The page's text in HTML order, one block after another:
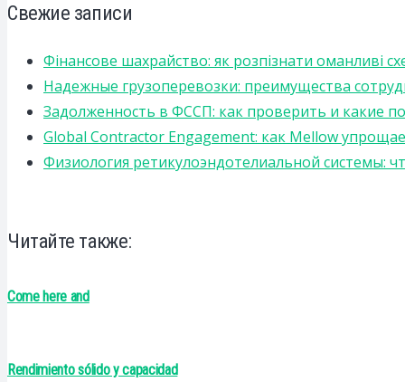
Свежие записи
Фінансове шахрайство: як розпізнати оманливі
Надежные грузоперевозки: преимущества
Задолженность в ФССП: как проверить и какие
Global Contractor Engagement: как Mellow
Физиология ретикулоэндотелиальной системы:
Читайте также:
Come here and
Rendimiento sólido y capacidad